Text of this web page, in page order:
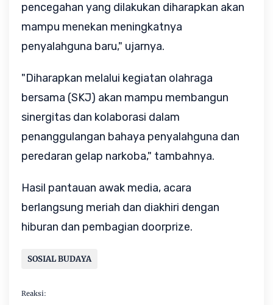
pencegahan yang dilakukan diharapkan akan
mampu menekan meningkatnya
penyalahguna baru," ujarnya.
"Diharapkan melalui kegiatan olahraga
bersama (SKJ) akan mampu membangun
sinergitas dan kolaborasi dalam
penanggulangan bahaya penyalahguna dan
peredaran gelap narkoba," tambahnya.
Hasil pantauan awak media, acara
berlangsung meriah dan diakhiri dengan
hiburan dan pembagian doorprize.
SOSIAL BUDAYA
Reaksi: